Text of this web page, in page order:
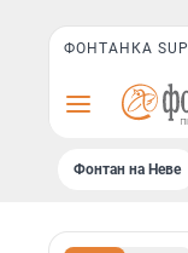
ФОНТАНКА SUP
Фонтан на Неве